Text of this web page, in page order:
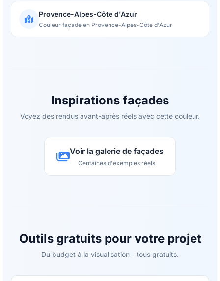
Provence-Alpes-Côte d'Azur
Couleur façade en Provence-Alpes-Côte d'Azur
Inspirations façades
Voyez des rendus avant-après réels avec cette couleur.
Voir la galerie de façades
Centaines d'exemples réels
Outils gratuits pour votre projet
Du budget à la visualisation - tous gratuits.